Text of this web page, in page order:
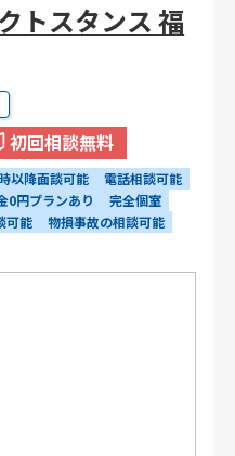
トスタンス 福
初回相談無料
以降面談可能
電話相談可能
0円プランあり
完全個室
可能
物損事故の相談可能